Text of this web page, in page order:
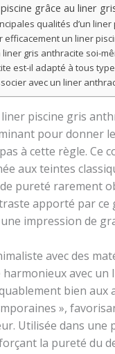
grâce au liner
qualités d’un
efficacement un liner
gris anthracite soi-
est-il adapté à tous
avec un liner
piscine gris
pour donner
à cette règle. Ce
aux teintes
pureté rarement
apporté par
impression de
avec des
avec
bien aux
»,
Utilisée dans une
la pureté du